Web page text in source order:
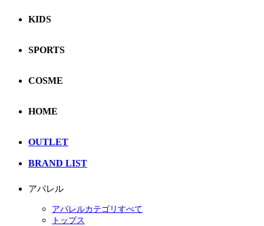
KIDS
SPORTS
COSME
HOME
OUTLET
BRAND LIST
アパレル
アパレルカテゴリすべて
トップス